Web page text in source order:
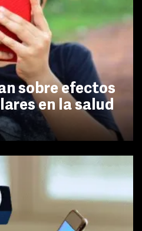
sobre efectos
en la salud